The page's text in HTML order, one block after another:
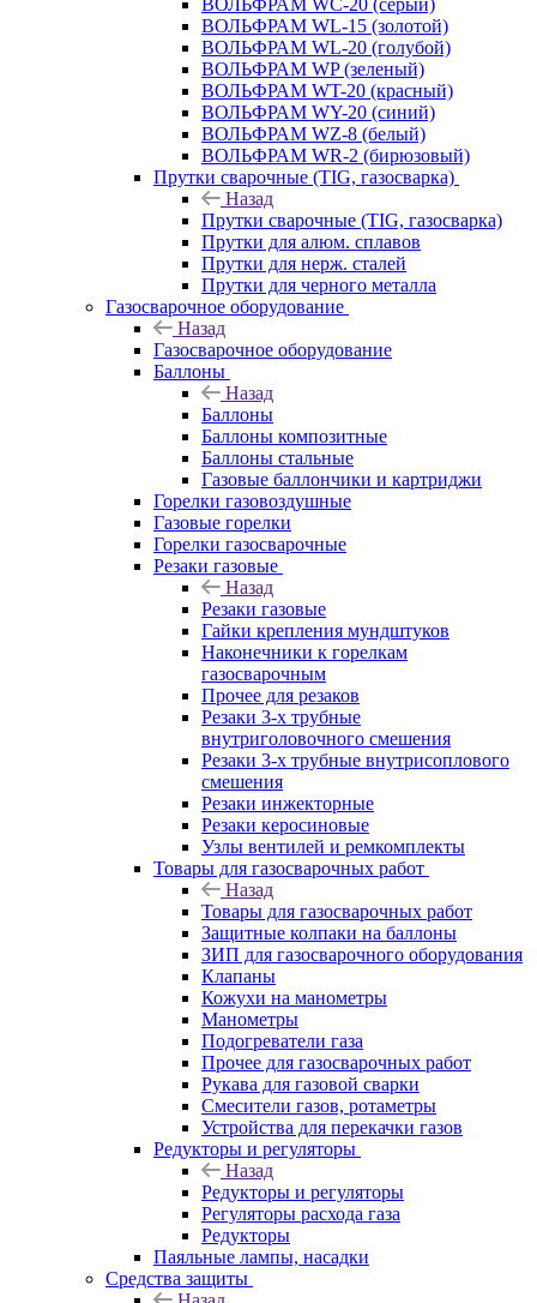
ВОЛЬФРАМ WC-20 (серый)
ВОЛЬФРАМ WL-15 (золотой)
ВОЛЬФРАМ WL-20 (голубой)
ВОЛЬФРАМ WP (зеленый)
ВОЛЬФРАМ WT-20 (красный)
ВОЛЬФРАМ WY-20 (синий)
ВОЛЬФРАМ WZ-8 (белый)
ВОЛЬФРАМ WR-2 (бирюзовый)
Прутки сварочные (TIG, газосварка)
Назад
Прутки сварочные (TIG, газосварка)
Прутки для алюм. сплавов
Прутки для нерж. сталей
Прутки для черного металла
Газосварочное оборудование
Назад
Газосварочное оборудование
Баллоны
Назад
Баллоны
Баллоны композитные
Баллоны стальные
Газовые баллончики и картриджи
Горелки газовоздушные
Газовые горелки
Горелки газосварочные
Резаки газовые
Назад
Резаки газовые
Гайки крепления мундштуков
Наконечники к горелкам
газосварочным
Прочее для резаков
Резаки 3-х трубные
внутриголовочного смешения
Резаки 3-х трубные внутрисоплового
смешения
Резаки инжекторные
Резаки керосиновые
Узлы вентилей и ремкомплекты
Товары для газосварочных работ
Назад
Товары для газосварочных работ
Защитные колпаки на баллоны
ЗИП для газосварочного оборудования
Клапаны
Кожухи на манометры
Манометры
Подогреватели газа
Прочее для газосварочных работ
Рукава для газовой сварки
Смесители газов, ротаметры
Устройства для перекачки газов
Редукторы и регуляторы
Назад
Редукторы и регуляторы
Регуляторы расхода газа
Редукторы
Паяльные лампы, насадки
Средства защиты